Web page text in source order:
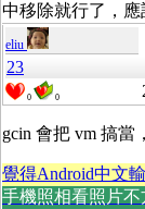
中移除就行了，應
eliu
23
0 0
gcin 會把 vm 搞當
覺得Android中文
手機照相看照片